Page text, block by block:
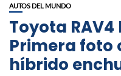
AUTOS DEL MUNDO
Toyota
Primera foto
híbrido